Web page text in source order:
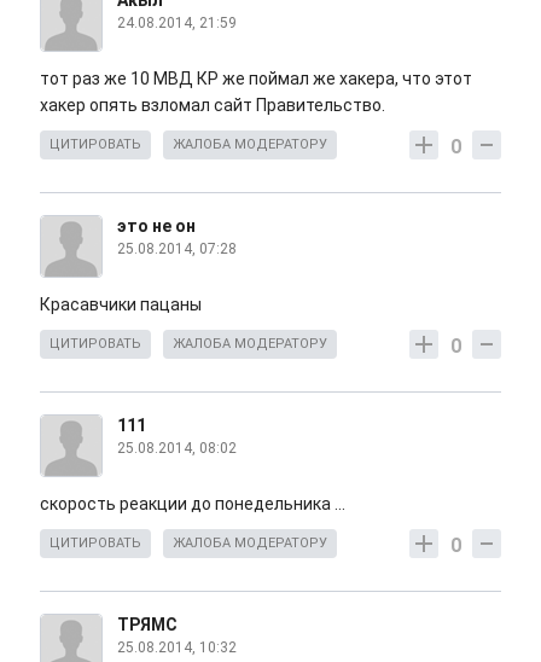
24.08.2014, 21:59
тот раз же 10 МВД КР же поймал же хакера, что этот
хакер опять взломал сайт Правительство.
0
ЦИТИРОВАТЬ ЖАЛОБА МОДЕРАТОРУ
это не он
25.08.2014, 07:28
Красавчики пацаны
0
ЦИТИРОВАТЬ ЖАЛОБА МОДЕРАТОРУ
111
25.08.2014, 08:02
скорость реакции до понедельника ...
0
ЦИТИРОВАТЬ ЖАЛОБА МОДЕРАТОРУ
ТРЯМС
25.08.2014, 10:32